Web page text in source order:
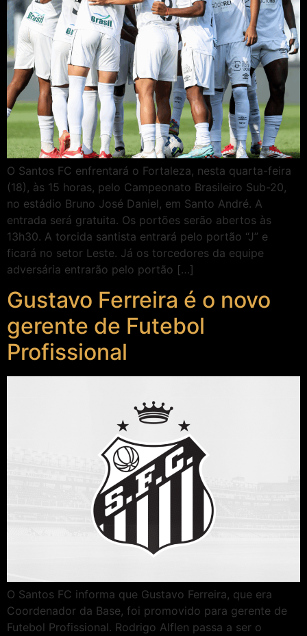
O Santos FC enfrentará o Fortaleza, nesta quarta-feira
(18), às 15 horas, pelo Campeonato Brasileiro Sub-20,
no estádio Bruno José Daniel, em Santo André. A
entrada será gratuita. Os portões serão abertos às
13h30. A torcida santista entrará pelo portão “J” e
ficará no setor Leste. Já os torcedores da equipe
adversária entrarão pelo portão […]
Gustavo Ferreira é o novo
gerente de Futebol
Profissional
O Santos FC informa que Gustavo Ferreira, que era
Coordenador da Base, foi promovido para gerente de
Futebol Profissional. Rodrigo Alflen passa a ser o